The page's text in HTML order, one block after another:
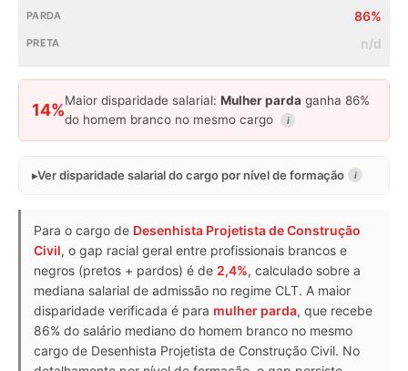
86%
n/d
14%
Maior disparidade salarial: Mulher parda ganha 86%
do homem branco no mesmo cargo
i
Ver disparidade salarial do cargo por nível de formação i
Para o cargo de Desenhista Projetista de Construção
Civil, o gap racial geral entre profissionais brancos e
negros (pretos + pardos) é de 2,4%, calculado sobre a
mediana salarial de admissão no regime CLT. A maior
disparidade verificada é para mulher parda, que recebe
86% do salário mediano do homem branco no mesmo
cargo de Desenhista Projetista de Construção Civil. No